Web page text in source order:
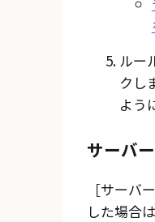
ルー
クし
よう
サーバ
サーバ
した場合